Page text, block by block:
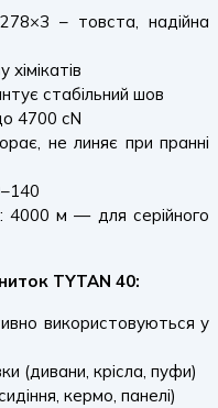
– товста, надійна
хімікатів
стабільний шов
4700 cN
не линяє при пранні
4000 м — для серійного
TYTAN 40:
використовуються у
(дивани, крісла, пуфи)
кермо, панелі)